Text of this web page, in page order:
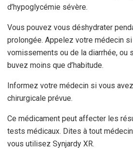
d’hypoglycémie sévère.
Vous pouvez vous déshydrater
prolongée. Appelez votre médecin
vomissements ou de la diarrhée, ou
buvez moins que d’habitude.
Informez votre médecin si vous
chirurgicale prévue.
Ce médicament peut affecter les
tests médicaux. Dites à tout
vous utilisez Synjardy XR.